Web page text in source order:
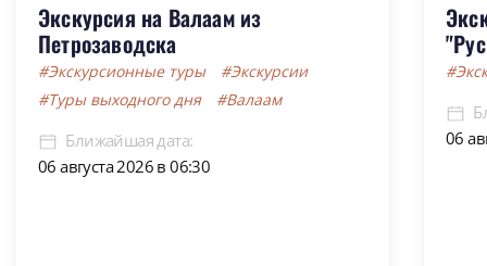
Экскурсия на Валаам из
Петрозаводска
#Экскурсионные туры
#Экскурсии
#Туры выходного дня
#Валаам
Ближайшая дата:
06 августа 2026 в 06:30
06